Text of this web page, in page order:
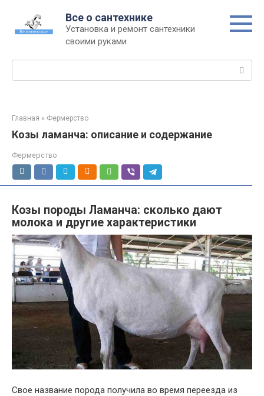
контенту
Все о сантехнике
Установка и ремонт сантехники
своими руками
Главная » Фермерство
Козы ламанча: описание и содержание
Фермерство
Козы породы Ламанча: сколько дают
молока и другие характеристики
Свое название порода получила во время переезда из